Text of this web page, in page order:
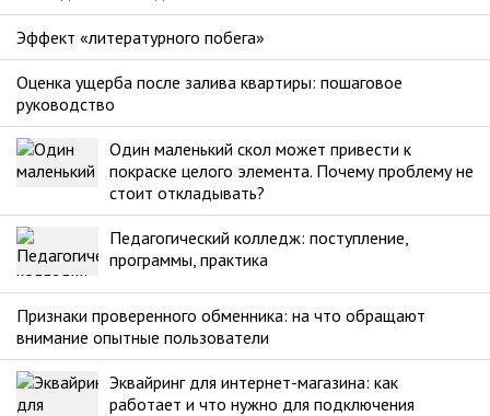
Эффект «литературного побега»
Оценка ущерба после залива квартиры: пошаговое
руководство
Один маленький скол может привести к
покраске целого элемента. Почему проблему не
стоит откладывать?
Педагогический колледж: поступление,
программы, практика
Признаки проверенного обменника: на что обращают
внимание опытные пользователи
Эквайринг для интернет-магазина: как
работает и что нужно для подключения